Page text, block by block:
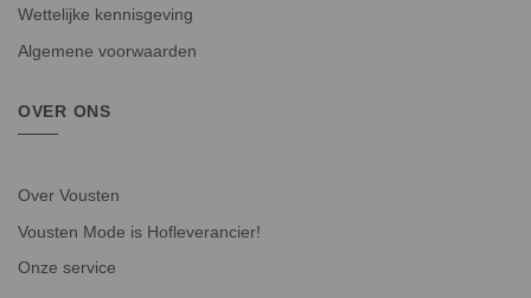
Wettelijke kennisgeving
Algemene voorwaarden
OVER ONS
Over Vousten
Vousten Mode is Hofleverancier!
Onze service